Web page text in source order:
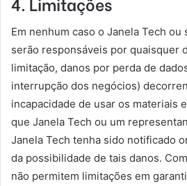
Em nenhum caso o Janela Tech
serão responsáveis ​​por quaisquer
limitação, danos por perda de
interrupção dos negócios)
incapacidade de usar os materiais
que Janela Tech ou um
Janela Tech tenha sido notificado
da possibilidade de tais danos.
não permitem limitações em